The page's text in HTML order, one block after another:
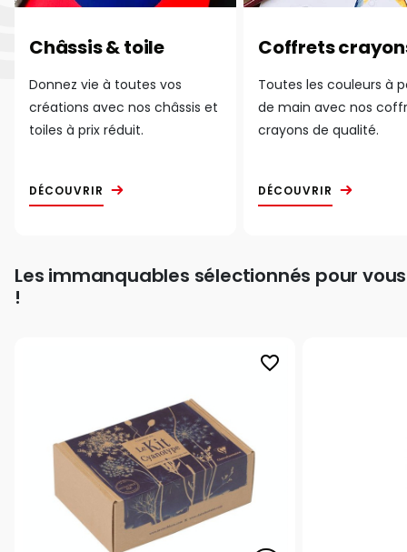
Châssis & toile
Donnez vie à toutes vos
créations avec nos châssis et
toiles à prix réduit.
DÉCOUVRIR
Coffrets
Toutes les couleurs à
de main avec nos
crayons de qualité.
DÉCOUVRIR
Les immanquables sélectionnés pour vous
!
favorite_border